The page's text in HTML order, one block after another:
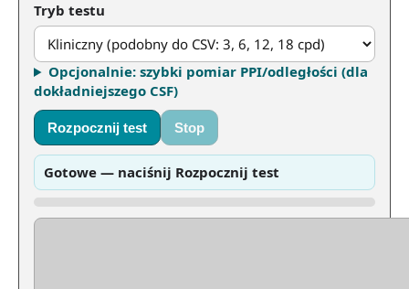
Tryb testu
Opcjonalnie: szybki pomiar PPI/odległości (dla
dokładniejszego CSF)
Rozpocznij test Stop
Gotowe — naciśnij Rozpocznij test